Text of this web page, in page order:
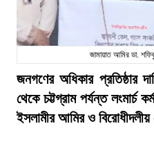
জামায়াত আমির ডা.
জনগণের অধিকার প্রতিষ্ঠার
থেকে চট্টগ্রাম পর্যন্ত লংমার্চ
ইসলামীর আমির ও